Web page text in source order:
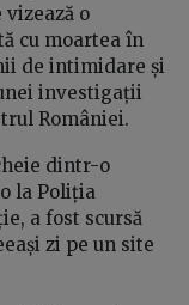
o
cu moartea în
de intimidare și
investigații
României.
dintr-o
la Poliția
a fost scursă
zi pe un site